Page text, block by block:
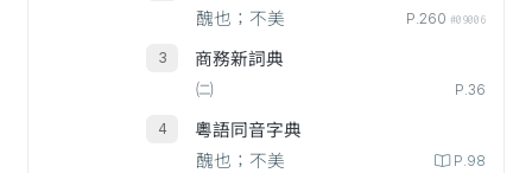
醜也；不美
P.260 #09006
商務新詞典
㈡
P.36
粵語同音字典
醜也；不美
P.98